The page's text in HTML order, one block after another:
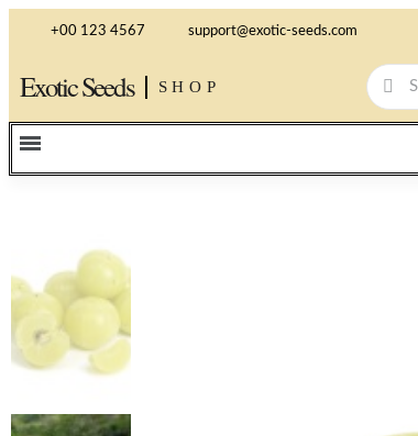
+00 123 4567 support@exotic-seeds.com
Exotic Seeds SHOP